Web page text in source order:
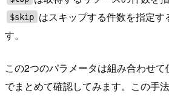
$skip はスキップする件数を指定す
す。
この2つのパラメータは組み合わせ
でまとめて確認してみます。この手